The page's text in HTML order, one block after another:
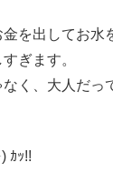
金を出してお水
ぎます。
く、大人だっ
ｶｯ!!